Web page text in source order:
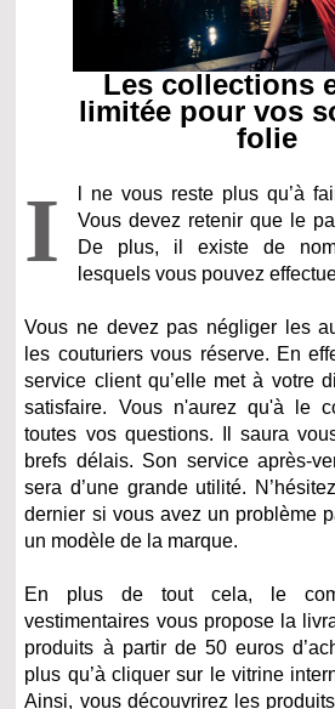
Les collections
limitée pour vos
folie
I
l ne vous reste plus qu’à
Vous devez retenir que le
De plus, il existe de
lesquels vous pouvez
Vous ne devez pas négliger les
les couturiers vous réserve. En
service client qu’elle met à votre
satisfaire. Vous n'aurez qu'à le
toutes vos questions. Il saura
brefs délais. Son service après-
sera d’une grande utilité.
dernier si vous avez un problème
un modèle de la marque.
En plus de tout cela, le
vestimentaires vous propose la
produits à partir de 50 euros
plus qu’à cliquer sur le vitrine
Ainsi, vous découvrirez les